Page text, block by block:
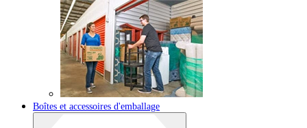
Boîtes et accessoires d'emballage